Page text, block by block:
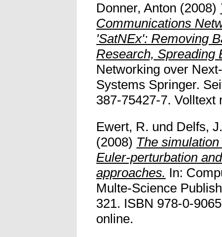
Donner, Anton (2008)
Communications
'SatNEx': Removing
Research, Spreading
Networking over
Systems Springer.
387-75427-7. Volltext
Ewert, R. und Delfs,
(2008) The
Euler-perturbation
approaches. In:
Multe-Science
321. ISBN 978-0-
online.